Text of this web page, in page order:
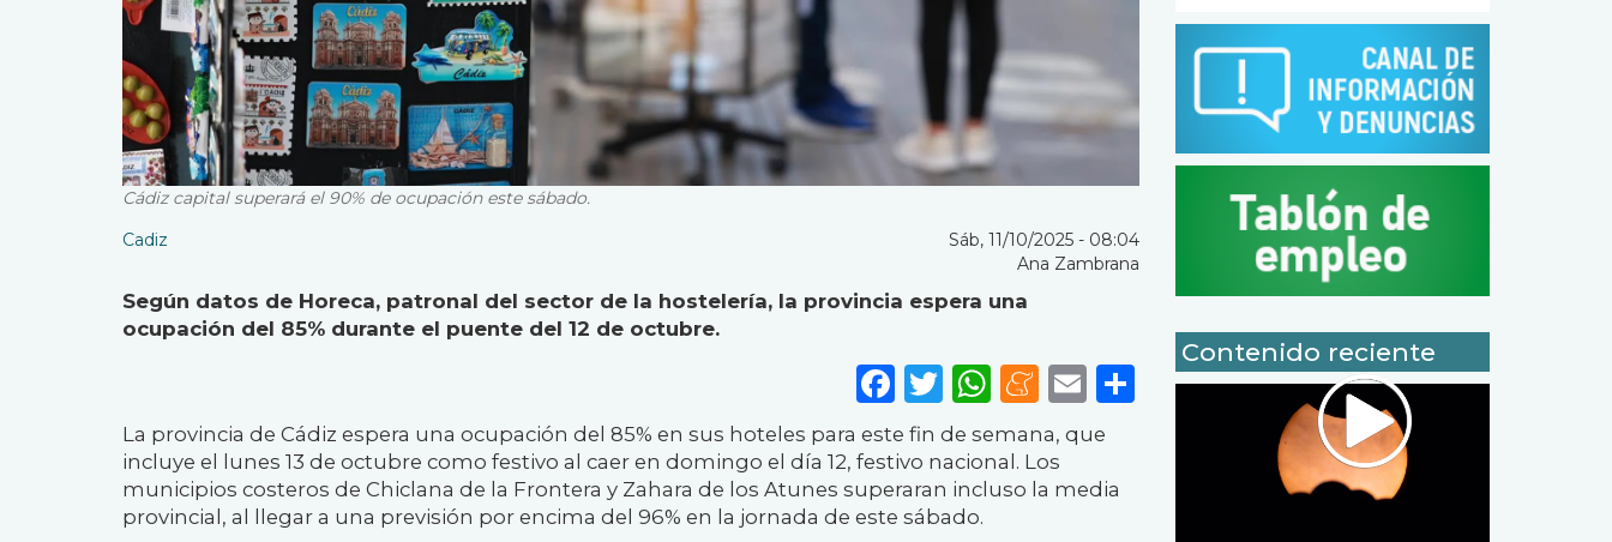
Cádiz capital superará el 90% de ocupación este sábado.
Cadiz
Sáb, 11/10/2025 - 08:04
Ana Zambrana
Según datos de Horeca, patronal del sector de la hostelería, la provincia espera una
ocupación del 85% durante el puente del 12 de octubre.
Facebook
Twitter
WhatsApp
Meneame
Email
Share
La provincia de Cádiz espera una ocupación del 85% en sus hoteles para este fin de semana, que
incluye el lunes 13 de octubre como festivo al caer en domingo el día 12, festivo nacional. Los
municipios costeros de Chiclana de la Frontera y Zahara de los Atunes superaran incluso la media
provincial, al llegar a una previsión por encima del 96% en la jornada de este sábado.
Contenido reciente